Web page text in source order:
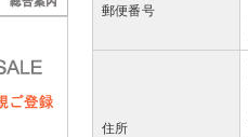
郵便番号
住所